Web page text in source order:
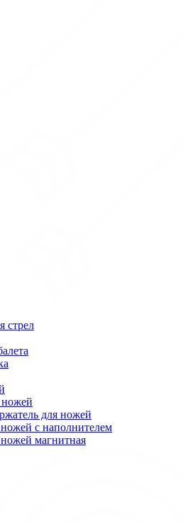
стрел
ножей
для ножей
с наполнителем
магнитная